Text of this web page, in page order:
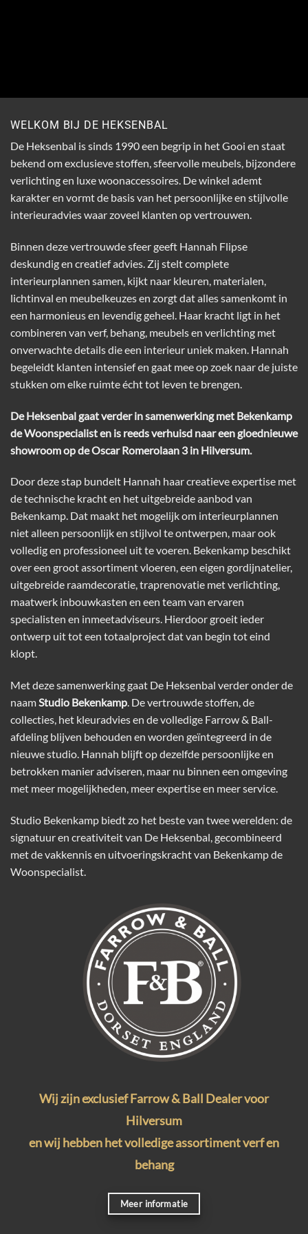
WELKOM BIJ DE HEKSENBAL
De Heksenbal is sinds 1990 een begrip in het Gooi en staat
bekend om exclusieve stoffen, sfeervolle meubels, bijzondere
verlichting en luxe woonaccessoires. De winkel ademt
karakter en vormt de basis van het persoonlijke en stijlvolle
interieuradvies waar zoveel klanten op vertrouwen.
Binnen deze vertrouwde sfeer geeft Hannah Flipse
deskundig en creatief advies. Zij stelt complete
interieurplannen samen, kijkt naar kleuren, materialen,
lichtinval en meubelkeuzes en zorgt dat alles samenkomt in
een harmonieus en levendig geheel. Haar kracht ligt in het
combineren van verf, behang, meubels en verlichting met
onverwachte details die een interieur uniek maken. Hannah
begeleidt klanten intensief en gaat mee op zoek naar de juiste
stukken om elke ruimte écht tot leven te brengen.
De Heksenbal gaat verder in samenwerking met Bekenkamp
de Woonspecialist en is reeds verhuisd naar een gloednieuwe
showroom op de Oscar Romerolaan 3 in Hilversum.
Door deze stap bundelt Hannah haar creatieve expertise met
de technische kracht en het uitgebreide aanbod van
Bekenkamp. Dat maakt het mogelijk om interieurplannen
niet alleen persoonlijk en stijlvol te ontwerpen, maar ook
volledig en professioneel uit te voeren. Bekenkamp beschikt
over een groot assortiment vloeren, een eigen gordijnatelier,
uitgebreide raamdecoratie, traprenovatie met verlichting,
maatwerk inbouwkasten en een team van ervaren
specialisten en inmeetadviseurs. Hierdoor groeit ieder
ontwerp uit tot een totaalproject dat van begin tot eind
klopt.
Met deze samenwerking gaat De Heksenbal verder onder de
naamStudio Bekenkamp. De vertrouwde stoffen, de
collecties, het kleuradvies en de volledige Farrow & Ball-
afdeling blijven behouden en worden geïntegreerd in de
nieuwe studio. Hannah blijft op dezelfde persoonlijke en
betrokken manier adviseren, maar nu binnen een omgeving
met meer mogelijkheden, meer expertise en meer service.
Studio Bekenkamp biedt zo het beste van twee werelden: de
signatuur en creativiteit van De Heksenbal, gecombineerd
met de vakkennis en uitvoeringskracht van Bekenkamp de
Woonspecialist.
Wij zijn exclusief Farrow & Ball Dealer voor
Hilversum
en wij hebben het volledige assortiment verf en
behang
Meer informatie